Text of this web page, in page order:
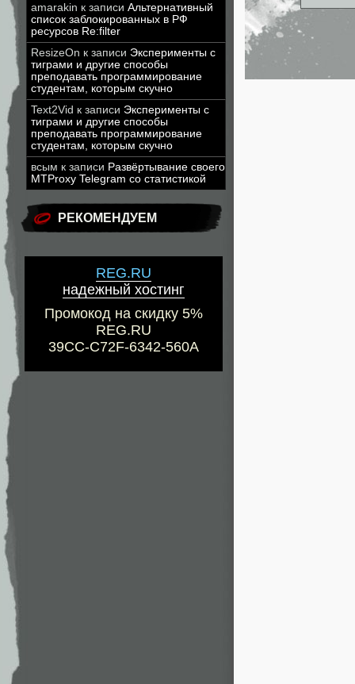
amarakin к записи Альтернативный
список заблокированных в РФ
ресурсов Re:filter
ResizeOn к записи Эксперименты с
тиграми и другие способы
преподавать программирование
студентам, которым скучно
Text2Vid к записи Эксперименты с
тиграми и другие способы
преподавать программирование
студентам, которым скучно
всым к записи Развёртывание своего
MTProxy Telegram со статистикой
РЕКОМЕНДУЕМ
REG.RU
надежный хостинг
Промокод на скидку 5%
REG.RU
39CC-C72F-6342-560A